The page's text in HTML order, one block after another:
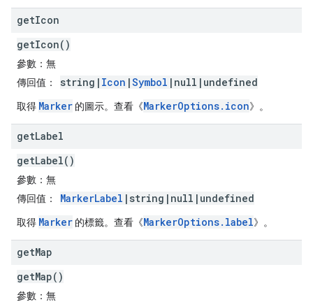
getIcon
getIcon()
參數： 無
傳回值：
string| Icon |Symbol |null|undefined
取得 Marker 的圖示。查看《MarkerOptions.icon》。
getLabel
getLabel()
參數： 無
傳回值：
MarkerLabel |string|null|undefined
取得 Marker 的標籤。查看《MarkerOptions.label》。
getMap
getMap()
參數： 無